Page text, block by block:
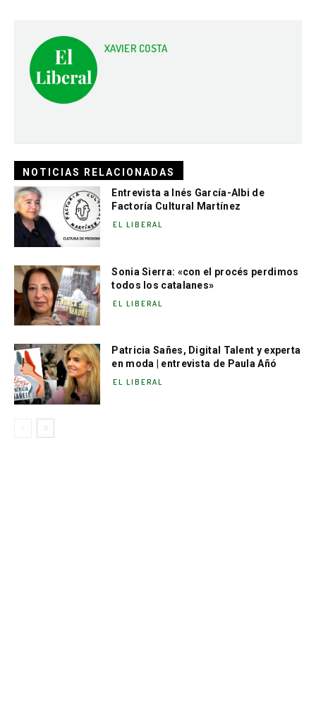
XAVIER COSTA
NOTICIAS RELACIONADAS
Entrevista a Inés García-Albi de
Factoría Cultural Martínez
EL LIBERAL
Sonia Sierra: «con el procés perdimos
todos los catalanes»
EL LIBERAL
Patricia Sañes, Digital Talent y experta
en moda | entrevista de Paula Añó
EL LIBERAL